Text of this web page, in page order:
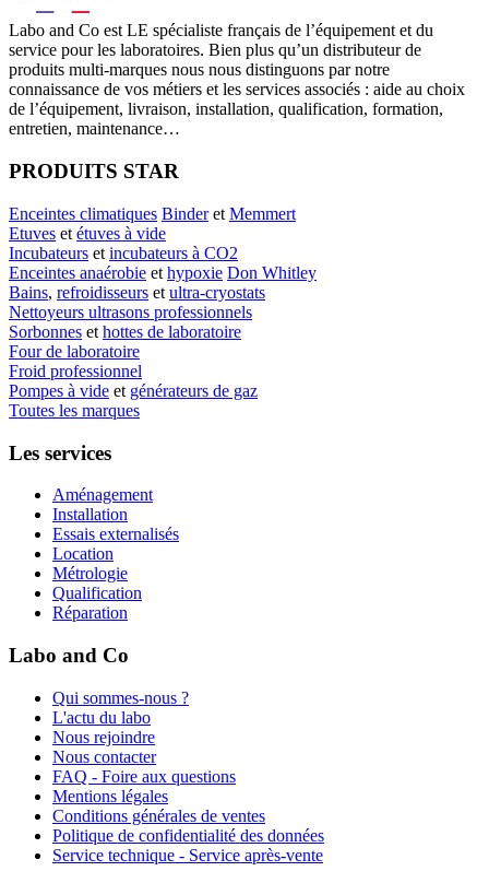
Labo and Co est LE spécialiste français de l’équipement et du
service pour les laboratoires. Bien plus qu’un distributeur de
produits multi-marques nous nous distinguons par notre
connaissance de vos métiers et les services associés : aide au choix
de l’équipement, livraison, installation, qualification, formation,
entretien, maintenance…
PRODUITS STAR
Enceintes climatiques Binderet Memmert
Etuves et étuves à vide
Incubateurs et incubateurs à CO2
Enceintes anaérobie et hypoxie Don Whitley
Bains, refroidisseurs et ultra-cryostats
Nettoyeurs ultrasons professionnels
Sorbonnes et hottes de laboratoire
Four de laboratoire
Froid professionnel
Pompes à vide et générateurs de gaz
Toutes les marques
Les services
Aménagement
Installation
Essais externalisés
Location
Métrologie
Qualification
Réparation
Labo and Co
Qui sommes-nous ?
L'actu du labo
Nous rejoindre
Nous contacter
FAQ - Foire aux questions
Mentions légales
Conditions générales de ventes
Politique de confidentialité des données
Service technique - Service après-vente